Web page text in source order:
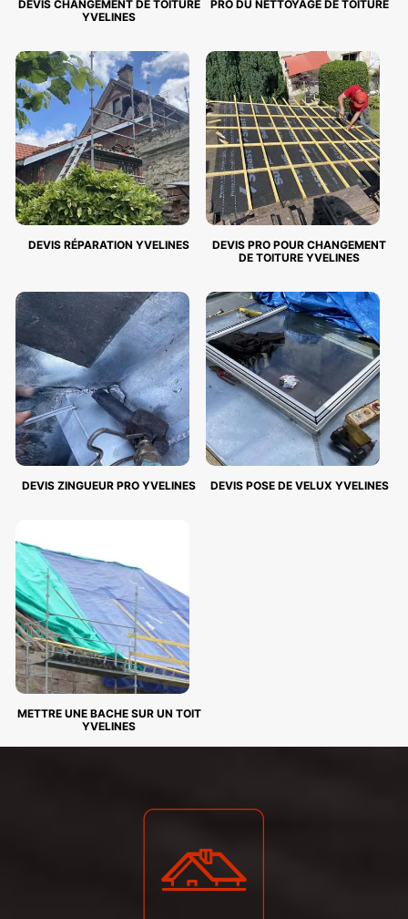
DEVIS CHANGEMENT DE TOITURE
YVELINES
PRO DU NETTOYAGE DE TOITURE
DEVIS RÉPARATION YVELINES
DEVIS PRO POUR CHANGEMENT
DE TOITURE YVELINES
DEVIS ZINGUEUR PRO YVELINES DEVIS POSE DE VELUX YVELINES
METTRE UNE BACHE SUR UN TOIT
YVELINES